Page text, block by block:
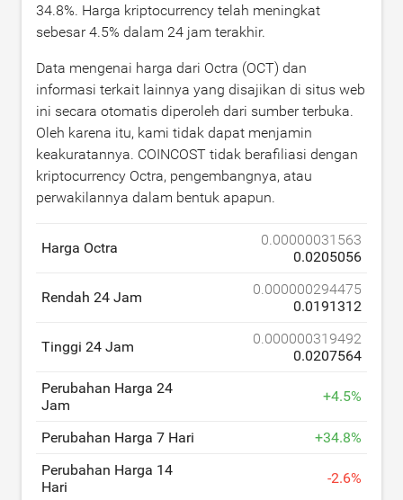
34.8%. Harga kriptocurrency telah meningkat
sebesar4.5% dalam 24 jam terakhir.
Data mengenai harga dari Octra (OCT) dan
informasi terkait lainnya yang disajikan di situs web
ini secara otomatis diperoleh dari sumber terbuka.
Oleh karena itu, kami tidak dapat menjamin
keakuratannya. COINCOST tidak berafiliasi dengan
kriptocurrency Octra, pengembangnya, atau
perwakilannya dalam bentuk apapun.
Harga Octra
0.00000031563
0.0205056
Rendah 24 Jam
0.000000294475
0.0191312
Tinggi 24 Jam
0.000000319492
0.0207564
Perubahan Harga 24
Jam
+4.5%
Perubahan Harga 7 Hari +34.8%
Perubahan Harga 14
Hari
-2.6%